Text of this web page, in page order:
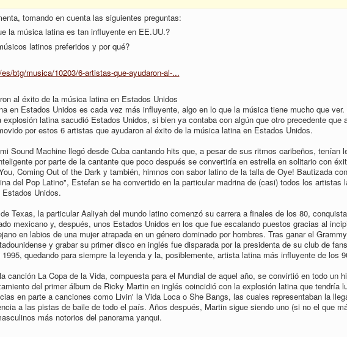
tomando en cuenta las siguientes preguntas:
la música latina es tan influyente en EE.UU.?
latinos preferidos y por qué?
btg/musica/10203/6-artistas-que-ayudaron-al-...
al éxito de la música latina en Estados Unidos
en Estados Unidos es cada vez más influyente, algo en lo que la música tiene mucho que ver.
latina sacudió Estados Unidos, si bien ya contaba con algún que otro precedente que
por estos 6 artistas que ayudaron al éxito de la música latina en Estados Unidos.
Sound Machine llegó desde Cuba cantando hits que, a pesar de sus ritmos caribeños, tenían
por parte de la cantante que poco después se convertiría en estrella en solitario con
Coming Out of the Dark y también, himnos con sabor latino de la talla de Oye! Bautizada
del Pop Latino", Estefan se ha convertido en la particular madrina de (casi) todos los artistas
Unidos.
Texas, la particular Aaliyah del mundo latino comenzó su carrera a finales de los 80,
mexicano y, después, unos Estados Unidos en los que fue escalando puestos gracias al
en labios de una mujer atrapada en un género dominado por hombres. Tras ganar el
y grabar su primer disco en inglés fue disparada por la presidenta de su club de
quedando para siempre la leyenda y la, posiblemente, artista latina más influyente de los
canción La Copa de la Vida, compuesta para el Mundial de aquel año, se convirtió en todo un
del primer álbum de Ricky Martin en inglés coincidió con la explosión latina que tendría
en parte a canciones como Livin' la Vida Loca o She Bangs, las cuales representaban la
a las pistas de baile de todo el país. Años después, Martin sigue siendo uno (si no el que
más notorios del panorama yanqui.